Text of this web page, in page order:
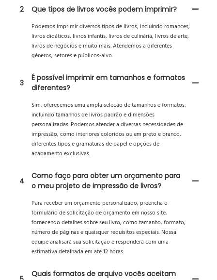
2
Que tipos de livros vocês podem imprimir?
Podemos imprimir diversos tipos de livros, incluindo romances,
livros didáticos, livros infantis, livros de culinária, livros de arte,
livros de negócios e muito mais. Atendemos a diferentes
gêneros, setores e públicos-alvo.
3
É possível imprimir em tamanhos e formatos
diferentes?
Sim, oferecemos uma ampla seleção de tamanhos e formatos,
incluindo tamanhos de livros padrão e dimensões
personalizadas. Podemos atender a diversas necessidades de
impressão, como interiores coloridos ou em preto e branco,
diferentes tipos e gramaturas de papel e opções de
acabamento exclusivas.
4
Como faço para obter um orçamento para
o meu projeto de impressão de livros?
Para receber um orçamento personalizado, preencha o
formulário de solicitação de orçamento em nosso site,
fornecendo detalhes sobre seu livro, como tamanho, formato,
número de páginas e quaisquer requisitos especiais. Nossa
equipe analisará sua solicitação e responderá com uma
estimativa detalhada em até 12 horas.
Quais formatos de arquivo vocês aceitam